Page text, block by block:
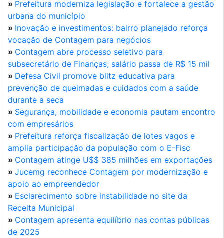
» Prefeitura moderniza legislação e fortalece a gestão
urbana do município
» Inovação e investimentos: bairro planejado reforça
vocação de Contagem para negócios
» Contagem abre processo seletivo para
subsecretário de Finanças; salário passa de R$ 15 mil
» Defesa Civil promove blitz educativa para
prevenção de queimadas e cuidados com a saúde
durante a seca
» Segurança, mobilidade e economia pautam encontro
com empresários
» Prefeitura reforça fiscalização de lotes vagos e
amplia participação da população com o E-Fisc
» Contagem atinge U$$ 385 milhões em exportações
» Jucemg reconhece Contagem por modernização e
apoio ao empreendedor
» Esclarecimento sobre instabilidade no site da
Receita Municipal
» Contagem apresenta equilíbrio nas contas públicas
de 2025